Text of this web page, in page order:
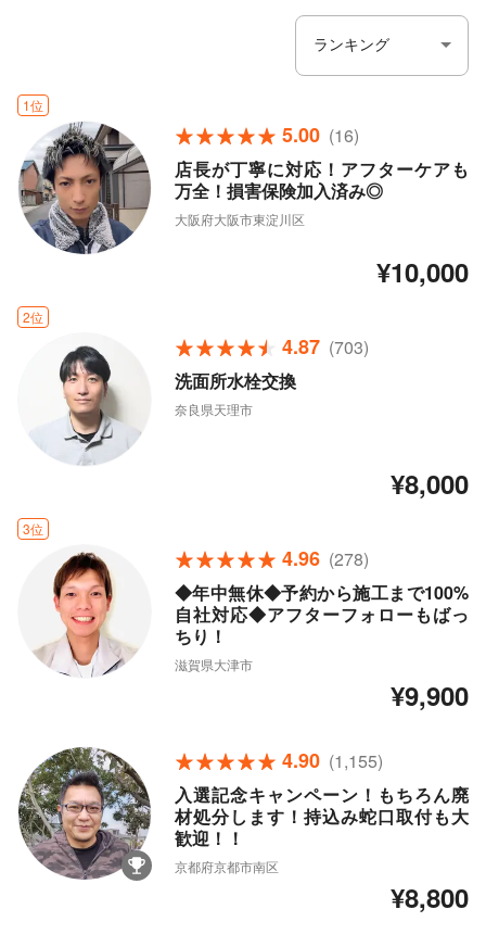
1位
5.00 (16)
店長が丁寧に対応！アフターケアも
万全！損害保険加入済み◎
大阪府大阪市東淀川区
¥10,000
2位
4.87 (703)
洗面所水栓交換
奈良県天理市
¥8,000
3位
4.96 (278)
◆年中無休◆予約から施工まで100%
自社対応◆アフターフォローもばっ
ちり！
滋賀県大津市
¥9,900
4.90 (1,155)
入選記念キャンペーン！もちろん廃
材処分します！持込み蛇口取付も大
歓迎！！
京都府京都市南区
¥8,800